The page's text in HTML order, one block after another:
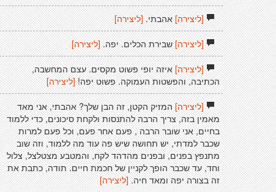
[ליצירה]אהבתי. [ליצירה]
[ליצירה]שבירת הכלים. יפה.[ליצירה]
[ליצירה]איזה יופי פשוט מקסים. עצם המחשבה,
הכתיבה, והפשטות העמוקה. פשוט יפה! [ליצירה]
[ליצירה]המזיק הקטן, זה הבן שלך? אהבתי, אני מאד
מאמין בזה, צריך הרבה להתנסות ולקחת סיכונים, כדי ללמוד
בחיים, אני שובר הרבה , פעם אחר פעם, וכל פעם למרות
שכבר למדתי, יש תחושה שיש פה עוד מה ללמוד, וזה שוב
מתנפץ בפנים, ובפנים מהדהד לקח, והמטבע מצטלצל, צלול
וחד, עד שכבר הופך לקניין של חכמת חיים. תודה, כתבת את
זה בצורה יפה ומאד חיה. [ליצירה]